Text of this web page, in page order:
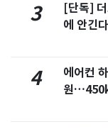
3
[단독]
에 안긴
4
에어컨
원